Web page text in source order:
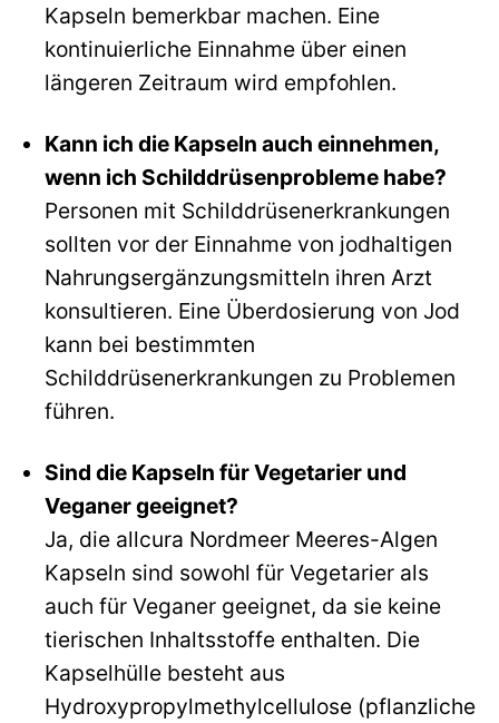
Kapseln bemerkbar machen. Eine
kontinuierliche Einnahme über einen
längeren Zeitraum wird empfohlen.
Kann ich die Kapseln auch einnehmen,
wenn ich Schilddrüsenprobleme habe?
Personen mit Schilddrüsenerkrankungen
sollten vor der Einnahme von jodhaltigen
Nahrungsergänzungsmitteln ihren Arzt
konsultieren. Eine Überdosierung von Jod
kann bei bestimmten
Schilddrüsenerkrankungen zu Problemen
führen.
Sind die Kapseln für Vegetarier und
Veganer geeignet?
Ja, die allcura Nordmeer Meeres-Algen
Kapseln sind sowohl für Vegetarier als
auch für Veganer geeignet, da sie keine
tierischen Inhaltsstoffe enthalten. Die
Kapselhülle besteht aus
Hydroxypropylmethylcellulose (pflanzliche